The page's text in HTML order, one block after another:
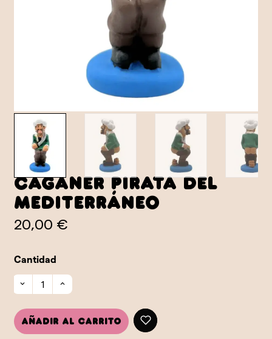
Caganer Pirata del
Mediterráneo
20,00 €
Cantidad
Añadir al carrito